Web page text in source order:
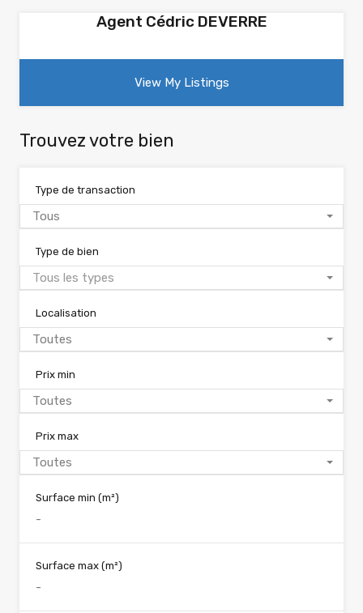
Agent Cédric DEVERRE
View My Listings
Trouvez votre bien
Type de transaction
Tous
Type de bien
Tous les types
Localisation
Toutes
Prix min
Toutes
Prix max
Toutes
Surface min (m²)
Surface max (m²)